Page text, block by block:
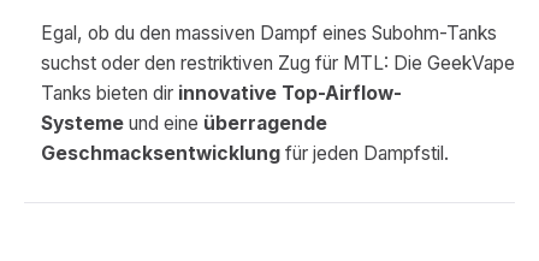
Egal, ob du den massiven Dampf eines Subohm-Tanks
suchst oder den restriktiven Zug für MTL: Die GeekVape
Tanks bieten dir innovative Top-Airflow-
Systemeund eine überragende
Geschmacksentwicklungfür jeden Dampfstil.